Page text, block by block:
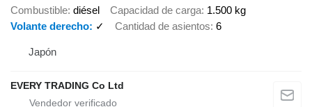
Combustible diésel Capacidad de carga 1.500 kg
Volante derecho
✓ Cantidad de asientos 6
Japón
EVERY TRADING Co Ltd